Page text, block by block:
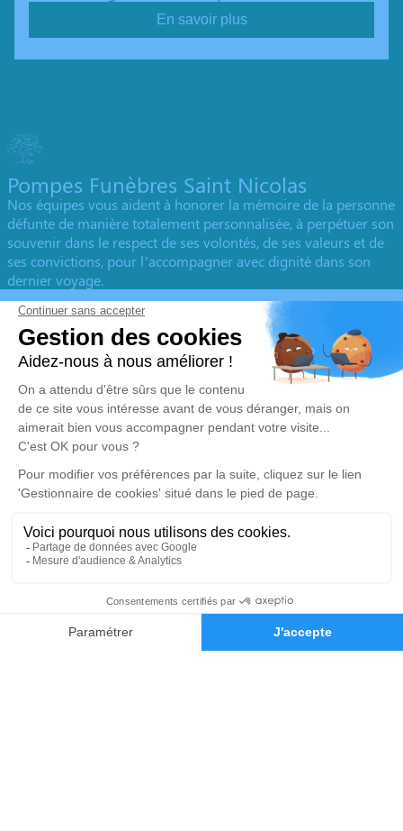
Demande de devis
En savoir plus
Pompes Funèbres Saint Nicolas
Nos équipes vous aident à honorer la mémoire de la personne
défunte de manière totalement personnalisée, à perpétuer son
souvenir dans le respect de ses volontés, de ses valeurs et de
ses convictions, pour l’accompagner avec dignité dans son
dernier voyage.
Obtenez un devis
Devis obsèques
Devis prévoyance
Devis marbrerie
Notre agence
Pompes Funèbres Saint Nicolas
04 22 67 06 94
pfsaintnicolas@orange.fr
Chemin du Repos - 69590 - Saint-Symphorien-sur-Coise
Nos Services
Organiser des Obsèques
Liens utiles
Avis de décès
Demande de rendez-vous en